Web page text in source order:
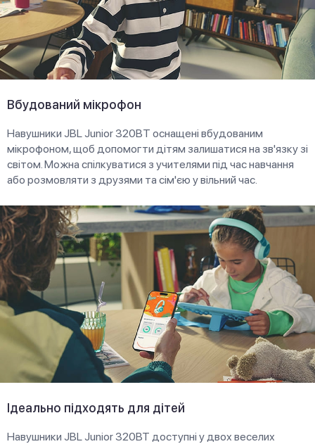
Вбудований мікрофон
Навушники JBL Junior 320BT оснащені вбудованим
мікрофоном, щоб допомогти дітям залишатися на зв'язку зі
світом. Можна спілкуватися з учителями під час навчання
або розмовляти з друзями та сім'єю у вільний час.
Ідеально підходять для дітей
Навушники JBL Junior 320ВТ доступні у двох веселих